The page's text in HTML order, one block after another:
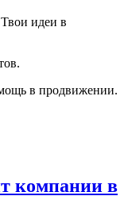
идеи в
в продвижении.
компании в